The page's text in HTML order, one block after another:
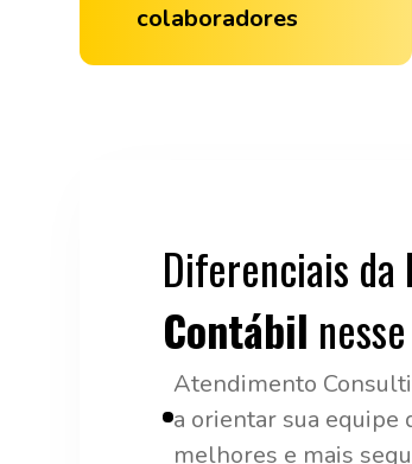
colaboradores
Atendimento
a orientar sua equipe
melhores e mais
Diferenciais da
Contábil